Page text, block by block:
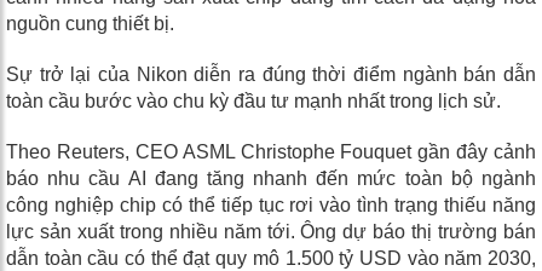
nguồn cung thiết bị.
Sự trở lại của Nikon diễn ra đúng thời điểm ngành bán dẫn
toàn cầu bước vào chu kỳ đầu tư mạnh nhất trong lịch sử.
Theo Reuters, CEO ASML Christophe Fouquet gần đây cảnh
báo nhu cầu AI đang tăng nhanh đến mức toàn bộ ngành
công nghiệp chip có thể tiếp tục rơi vào tình trạng thiếu năng
lực sản xuất trong nhiều năm tới. Ông dự báo thị trường bán
dẫn toàn cầu có thể đạt quy mô 1.500 tỷ USD vào năm 2030,